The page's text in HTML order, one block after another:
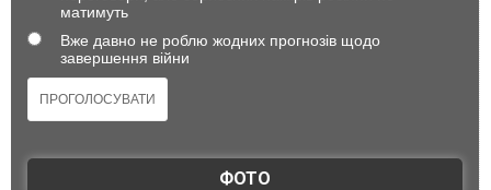
матимуть
Вже давно не роблю жодних прогнозів щодо
завершення війни
ФОТО